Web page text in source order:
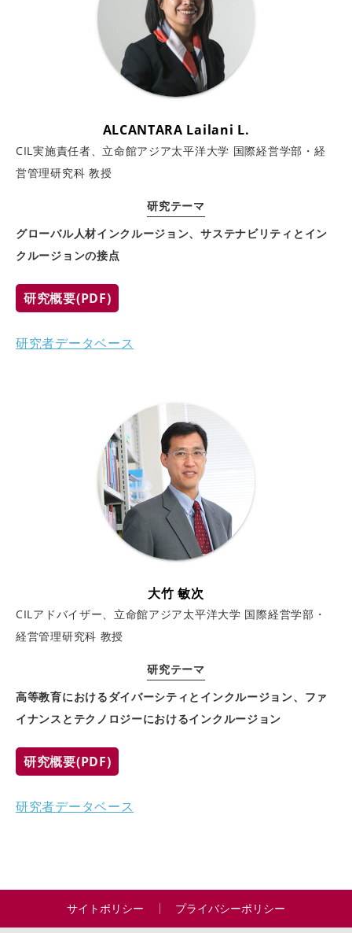
ALCANTARA Lailani L.
CIL実施責任者、立命館アジア太平洋大学 国際経営学部・経
営管理研究科 教授
研究テーマ
グローバル人材インクルージョン、サステナビリティとイン
クルージョンの接点
研究概要(PDF)
研究者データベース
大竹 敏次
CILアドバイザー、立命館アジア太平洋大学 国際経営学部・
経営管理研究科 教授
研究テーマ
高等教育におけるダイバーシティとインクルージョン、ファ
イナンスとテクノロジーにおけるインクルージョン
研究概要(PDF)
研究者データベース
サイトポリシー プライバシーポリシー